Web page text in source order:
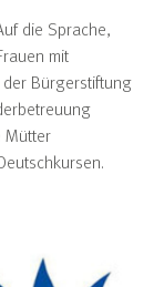
die Sprache,
mit
Bürgerstiftung
Mütter